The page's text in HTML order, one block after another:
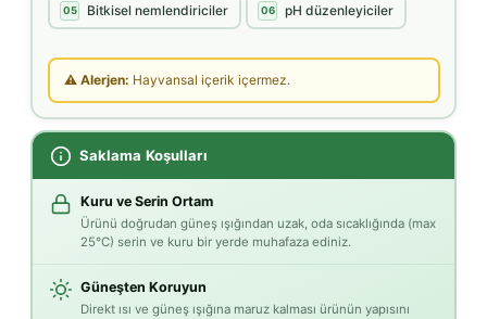
05 Bitkisel nemlendiriciler 06 pH düzenleyiciler
⚠ Alerjen: Hayvansal içerik içermez.
Saklama Koşulları
Kuru ve Serin Ortam
Ürünü doğrudan güneş ışığından uzak, oda sıcaklığında (max
25°C) serin ve kuru bir yerde muhafaza ediniz.
Güneşten Koruyun
Direkt ısı ve güneş ışığına maruz kalması ürünün yapısını